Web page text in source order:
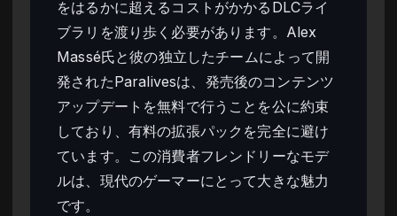
をはるかに超えるコストがかかるDLCライ
ブラリを渡り歩く必要があります。Alex
Massé氏と彼の独立したチームによって開
発されたParalivesは、発売後のコンテンツ
アップデートを無料で行うことを公に約束
しており、有料の拡張パックを完全に避け
ています。この消費者フレンドリーなモデ
ルは、現代のゲーマーにとって大きな魅力
です。